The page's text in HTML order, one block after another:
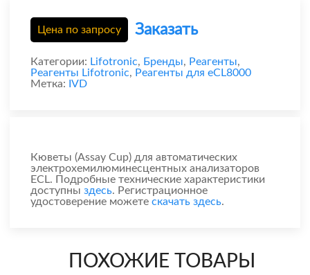
Цена по запросу Заказать
Категории: Lifotronic, Бренды, Реагенты,
Реагенты Lifotronic, Реагенты для eCL8000
Метка: IVD
Кюветы (Assay Cup) для автоматических
электрохемилюминесцентных анализаторов
ECL. Подробные технические характеристики
доступны здесь. Регистрационное
удостоверение можете скачать здесь.
ПОХОЖИЕ ТОВАРЫ